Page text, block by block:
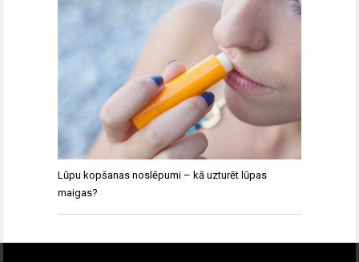
Lūpu kopšanas noslēpumi – kā uzturēt lūpas
maigas?